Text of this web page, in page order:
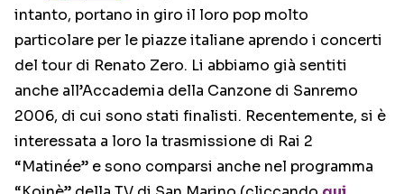
intanto, portano in giro il loro pop molto
particolare per le piazze italiane aprendo i concerti
del tour di Renato Zero. Li abbiamo già sentiti
anche all’Accademia della Canzone di Sanremo
2006, di cui sono stati finalisti. Recentemente, si è
interessata a loro la trasmissione di Rai 2
“Matinée” e sono comparsi anche nel programma